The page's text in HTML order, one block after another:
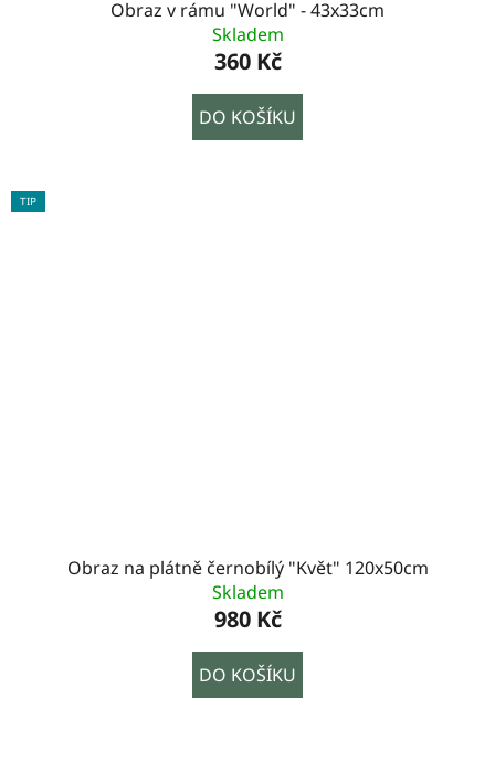
Obraz v rámu "World" - 43x33cm
Skladem
360 Kč
DO KOŠÍKU
TIP
Obraz na plátně černobílý "Květ" 120x50cm
Skladem
980 Kč
DO KOŠÍKU